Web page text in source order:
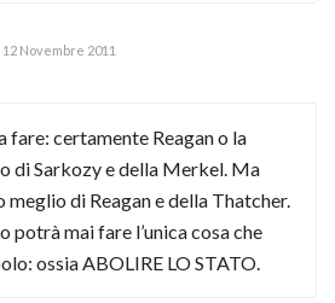
12 Novembre 2011
fare: certamente Reagan o la
di Sarkozy e della Merkel. Ma
di Reagan e della Thatcher.
potrà mai fare l’unica cosa che
ossia ABOLIRE LO STATO.